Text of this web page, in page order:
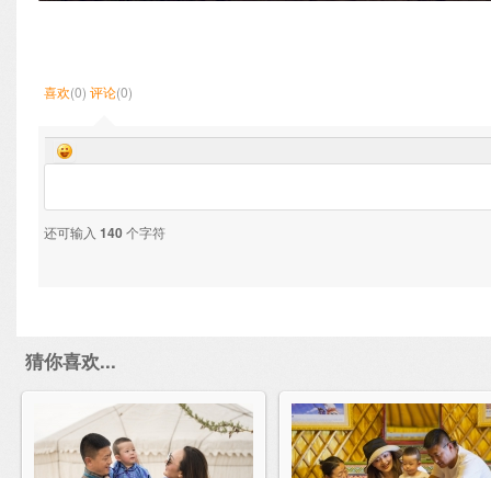
喜欢(0) 评论(0)
还可输入 140个字符
猜你喜欢...